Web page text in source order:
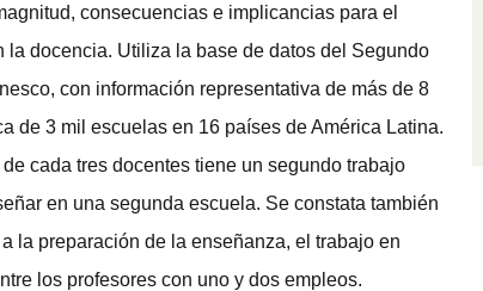
consecuencias e implicancias para el
docencia. Utiliza la base de datos del Segundo
con información representativa de más de 8
de 3 mil escuelas en 16 países de América Latina.
cada tres docentes tiene un segundo trabajo
en una segunda escuela. Se constata también
la preparación de la enseñanza, el trabajo en
los profesores con uno y dos empleos.